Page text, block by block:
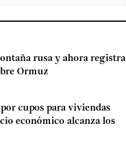
rusa y ahora registra
Ormuz
cupos para viviendas
económico alcanza los